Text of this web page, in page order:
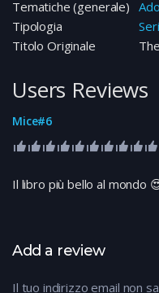
Tematiche (generale)
Tipologia
Titolo Originale
Add a review
Il tuo indirizzo email non
Users Reviews
Mice#6
Il libro più bello al mondo